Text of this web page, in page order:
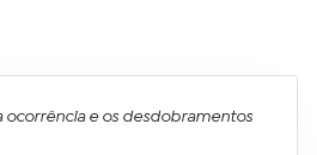
ocorrência e os desdobramentos